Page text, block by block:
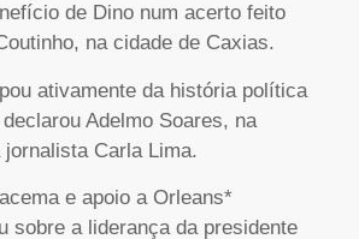
de Dino num acerto feito
na cidade de Caxias.
ativamente da história política
Adelmo Soares, na
Carla Lima.
e apoio a Orleans*
sobre a liderança da presidente